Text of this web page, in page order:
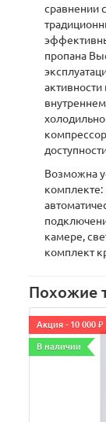
сравнении
пропана
активности
Возможна
камере,
комплект
Похожие
Акция - 10 000 ₽
В наличии